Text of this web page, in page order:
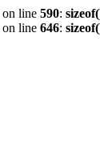
on line 590:
on line 646: